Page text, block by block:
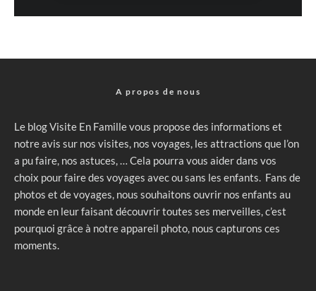
A propos de nous
Le blog Visite En Famille vous propose des informations et
notre avis sur nos visites, nos voyages, les attractions que l’on
a pu faire, nos astuces, … Cela pourra vous aider dans vos
choix pour faire des voyages avec ou sans les enfants. Fans de
photos et de voyages, nous souhaitons ouvrir nos enfants au
monde en leur faisant découvrir toutes ses merveilles, c’est
pourquoi grâce à notre appareil photo, nous capturons ces
moments.